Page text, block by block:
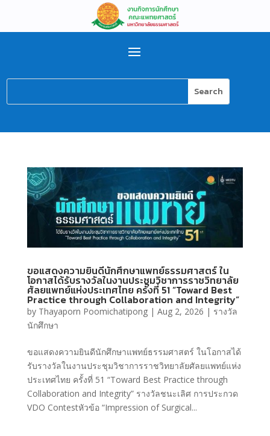
ขอแสดงความยินดีนักศึกษาแพทย์ธรรมศาสตร์ ใน
โอกาสได้รับรางวัลในงานประชุมวิชาการราชวิทยาลัย
ศัลยแพทย์แห่งประเทศไทย ครั้งที่ 51 “Toward Best
Practice through Collaboration and Integrity”
by Thayaporn Poomichatipong| Aug 2, 2026 | รางวัล
นักศึกษา
ขอแสดงความยินดีนักศึกษาแพทย์ธรรมศาสตร์ ในโอกาสได้
รับรางวัลในงานประชุมวิชาการราชวิทยาลัยศัลยแพทย์แห่ง
ประเทศไทย ครั้งที่ 51 “Toward Best Practice through
Collaboration and Integrity” รางวัลชนะเลิศ การประกวด
VDO Contestหัวข้อ “Impression of Surgical...